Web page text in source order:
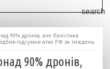
90% дронів, але балістика
підсумки атак РФ за тиждень
90% дронів,